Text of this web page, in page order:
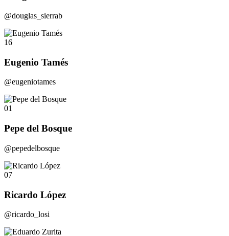
@douglas_sierrab
16
Eugenio Tamés
@eugeniotames
01
Pepe del Bosque
@pepedelbosque
07
Ricardo López
@ricardo_losi